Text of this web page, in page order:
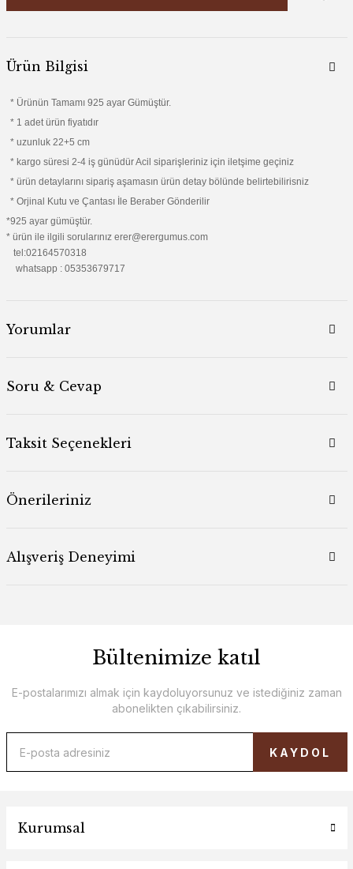
Ürün Bilgisi
* Ürünün Tamamı 925 ayar Gümüştür.
* 1 adet ürün fiyatıdır
* uzunluk 22+5 cm
* kargo süresi 2-4 iş günüdür Acil siparişleriniz için iletşime geçiniz
* ürün detaylarını sipariş aşamasın ürün detay bölünde belirtebilirisniz
* Orjinal Kutu ve Çantası İle Beraber Gönderilir
*925 ayar gümüştür.
* ürün ile ilgili sorularınız erer@erergumus.com
tel:02164570318
whatsapp : 05353679717
Yorumlar
Soru & Cevap
Taksit Seçenekleri
Önerileriniz
Alışveriş Deneyimi
Bültenimize katıl
E-postalarımızı almak için kaydoluyorsunuz ve istediğiniz zaman
abonelikten çıkabilirsiniz.
KAYDOL
Kurumsal